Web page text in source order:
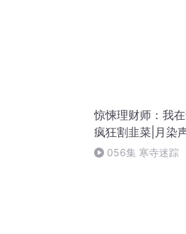
惊悚理财师：我
疯狂割韭菜|月染
播|多播|无限流|闯
056集 寒寺迷踪